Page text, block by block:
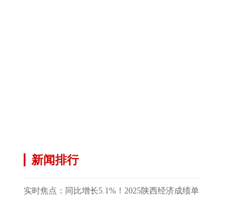
新闻排行
实时焦点：同比增长5.1%！2025陕西经济成绩单